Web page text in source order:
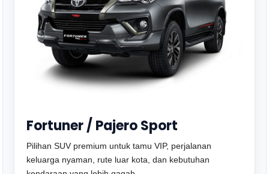
Fortuner / Pajero Sport
Pilihan SUV premium untuk tamu VIP, perjalanan
keluarga nyaman, rute luar kota, dan kebutuhan